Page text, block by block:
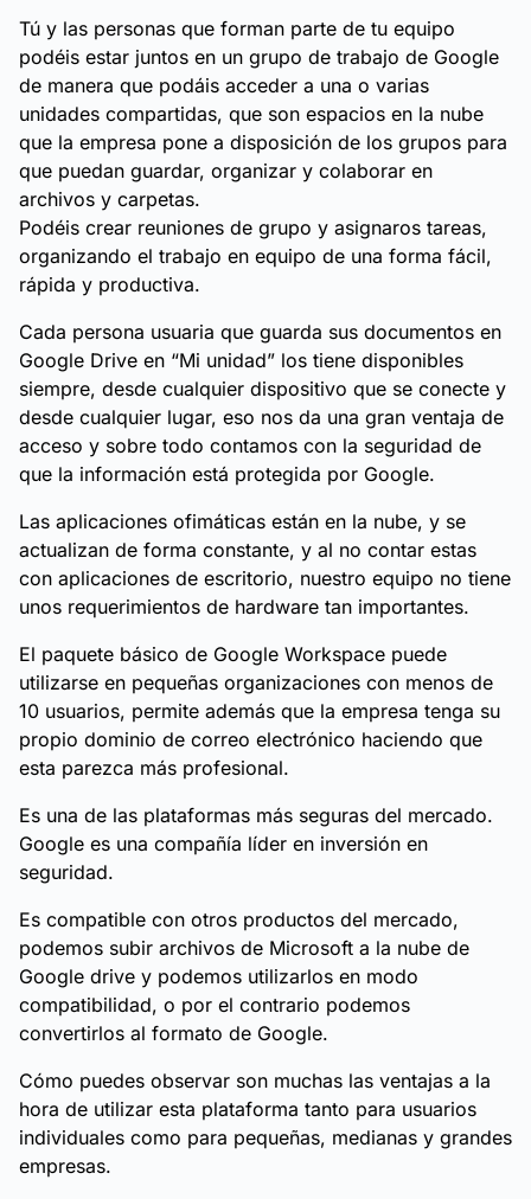
Tú y las personas que forman parte de tu equipo
podéis estar juntos en un grupo de trabajo de Google
de manera que podáis acceder a una o varias
unidades compartidas, que son espacios en la nube
que la empresa pone a disposición de los grupos para
que puedan guardar, organizar y colaborar en
archivos y carpetas.
Podéis crear reuniones de grupo y asignaros tareas,
organizando el trabajo en equipo de una forma fácil,
rápida y productiva.
Cada persona usuaria que guarda sus documentos en
Google Drive en “Mi unidad” los tiene disponibles
siempre, desde cualquier dispositivo que se conecte y
desde cualquier lugar, eso nos da una gran ventaja de
acceso y sobre todo contamos con la seguridad de
que la información está protegida por Google.
Las aplicaciones ofimáticas están en la nube, y se
actualizan de forma constante, y al no contar estas
con aplicaciones de escritorio, nuestro equipo no tiene
unos requerimientos de hardware tan importantes.
El paquete básico de Google Workspace puede
utilizarse en pequeñas organizaciones con menos de
10 usuarios, permite además que la empresa tenga su
propio dominio de correo electrónico haciendo que
esta parezca más profesional.
Es una de las plataformas más seguras del mercado.
Google es una compañía líder en inversión en
seguridad.
Es compatible con otros productos del mercado,
podemos subir archivos de Microsoft a la nube de
Google drive y podemos utilizarlos en modo
compatibilidad, o por el contrario podemos
convertirlos al formato de Google.
Cómo puedes observar son muchas las ventajas a la
hora de utilizar esta plataforma tanto para usuarios
individuales como para pequeñas, medianas y grandes
empresas.